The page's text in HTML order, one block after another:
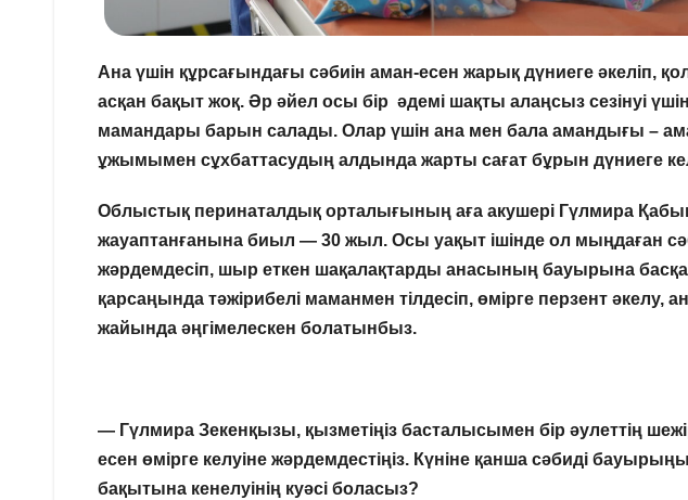
Ана үшін құрсағындағы сәбиін аман-есен жарық дүниеге әкеліп,
асқан бақыт жоқ. Әр әйел осы бір әдемі шақты алаңсыз сезінуі
мамандары барын салады. Олар үшін ана мен бала амандығы –
ұжымымен сұхбаттасудың алдында жарты сағат бұрын дүниеге
Облыстық перинаталдық орталығының аға акушері Гүлмира
жауаптанғанына биыл — 30 жыл. Осы уақыт ішінде ол мыңдаған
жәрдемдесіп, шыр еткен шақалақтарды анасының бауырына
қарсаңында тәжірибелі маманмен тілдесіп, өмірге перзент
жайында әңгімелескен болатынбыз.
— Гүлмира Зекенқызы, қызметіңіз басталысымен бір әулеттің
есен өмірге келуіне жәрдемдестіңіз. Күніне қанша сәбиді
бақытына кенелуінің куәсі боласыз?